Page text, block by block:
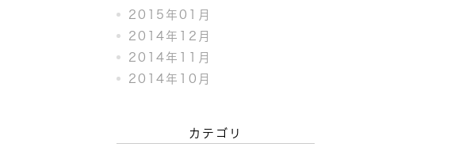
2015年01月
2014年12月
2014年11月
2014年10月
カテゴリ